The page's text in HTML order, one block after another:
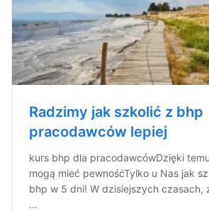
Radzimy jak szkolić z bhp
pracodawców lepiej
kurs bhp dla pracodawcówDzięki
mogą mieć pewnośćTylko u Nas jak
bhp w 5 dni! W dzisiejszych czasach,
...